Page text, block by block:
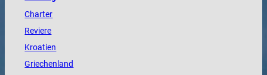
Charter
Reviere
Kroatien
Griechenland